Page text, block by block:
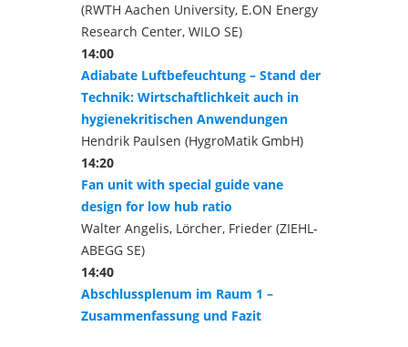
(RWTH Aachen University, E.ON Energy
Research Center, WILO SE)
14:00
Adiabate Luftbefeuchtung – Stand der
Technik: Wirtschaftlichkeit auch in
hygienekritischen Anwendungen
Hendrik Paulsen (HygroMatik GmbH)
14:20
Fan unit with special guide vane
design for low hub ratio
Walter Angelis, Lörcher, Frieder (ZIEHL-
ABEGG SE)
14:40
Abschlussplenum im Raum 1 –
Zusammenfassung und Fazit